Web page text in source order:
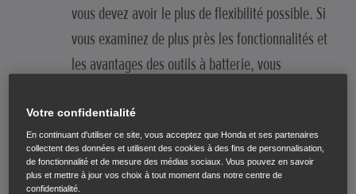
vous devez avoir le plus de flexibilité possible. Si
vous examinez de plus près les fonctionnalités et
les avantages des outils à batterie, vous
appréciés.
RETOUR AU BLOG
Votre confidentialité
En continuant d'utiliser ce site, vous acceptez que Honda et ses partenaires
collectent des données et utilisent des cookies à des fins de personnalisation,
de fonctionnalité et de mesure des médias sociaux. Vous pouvez en savoir
plus et mettre à jour vos choix à tout moment dans notre centre de
confidentialité.